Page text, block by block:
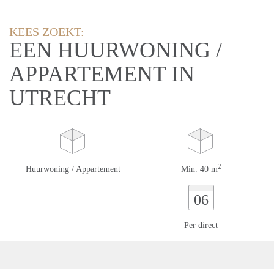
KEES ZOEKT:
EEN HUURWONING /
APPARTEMENT IN
UTRECHT
Huurwoning / Appartement Min. 40 m2
06
Per direct